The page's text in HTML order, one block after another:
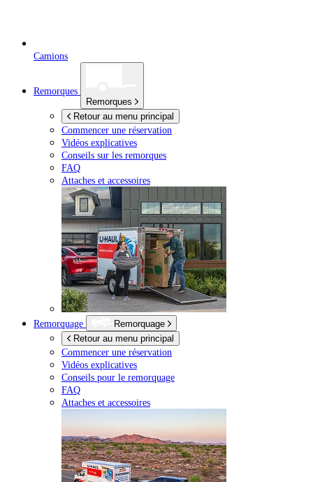
Camions
Remorques
Remorques
Retour au menu principal
Commencer une réservation
Vidéos explicatives
Conseils sur les remorques
FAQ
Attaches et accessoires
Remorquage
Remorquage
Retour au menu principal
Commencer une réservation
Vidéos explicatives
Conseils pour le remorquage
FAQ
Attaches et accessoires